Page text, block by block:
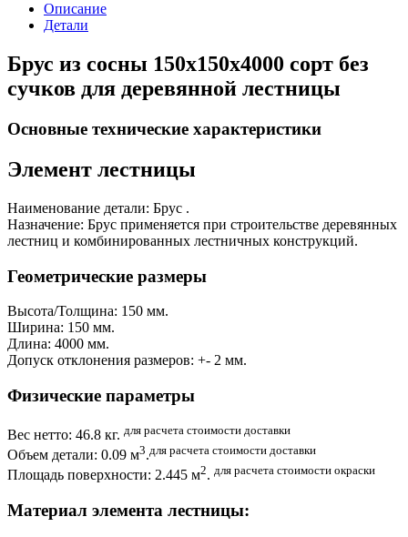
Описание
Детали
Брус из сосны 150x150x4000 сорт без
сучков для деревянной лестницы
Основные технические характеристики
Элемент лестницы
Наименование детали: Брус .
Назначение: Брус применяется при строительстве деревянных
лестниц и комбинированных лестничных конструкций.
Геометрические размеры
Высота/Толщина: 150 мм.
Ширина: 150 мм.
Длина: 4000 мм.
Допуск отклонения размеров: +- 2 мм.
Физические параметры
Вес нетто: 46.8 кг. для расчета стоимости доставки
Объем детали: 0.09 м3.для расчета стоимости доставки
Площадь поверхности: 2.445 м2. для расчета стоимости окраски
Материал элемента лестницы: